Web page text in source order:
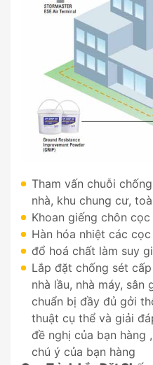
Tham vấn chuỗi
nhà, khu chung cư,
Khoan giếng chôn
Hàn hóa nhiệt các
đổ hoá chất làm suy
Lắp đặt chống sét
nhà lầu, nhà máy,
chuẩn bị đầy đủ gởi
thuật cụ thể và giải
đề nghị của bạn hàng
chú ý của bạn hàng